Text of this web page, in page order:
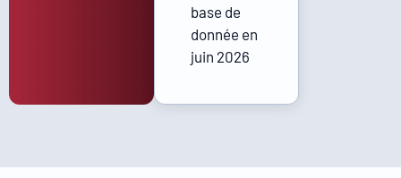
base de
donnée en
juin 2026